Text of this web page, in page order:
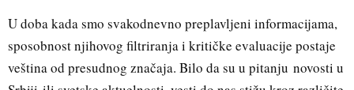
U doba kada smo svakodnevno preplavljeni informacijama,
sposobnost njihovog filtriranja i kritičke evaluacije postaje
veština od presudnog značaja. Bilo da su u pitanju novosti u